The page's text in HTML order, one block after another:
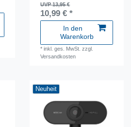
UVP 13,95 €
10,99 € *
In den
Warenkorb
*inkl. ges. MwSt. zzgl.
Versandkosten
Neuheit